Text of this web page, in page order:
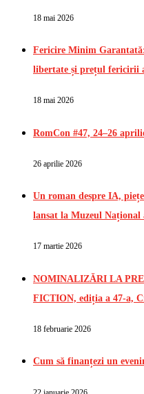
18 mai 2026
Fericire Minim
libertate și prețul fericirii
18 mai 2026
RomCon #47, 24–26
26 aprilie 2026
Un roman despre IA,
lansat la Muzeul
17 martie 2026
NOMINALIZĂRI LA
FICTION, ediția a 47-a,
18 februarie 2026
Cum să finanțezi un